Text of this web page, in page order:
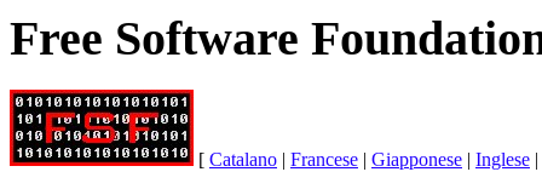
Free Software
[ Catalano | Francese | Giapponese | Inglese |